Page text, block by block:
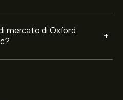
mercato di Oxford
+